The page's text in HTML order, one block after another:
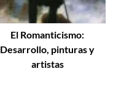
El Romanticismo:
Desarrollo, pinturas y
artistas